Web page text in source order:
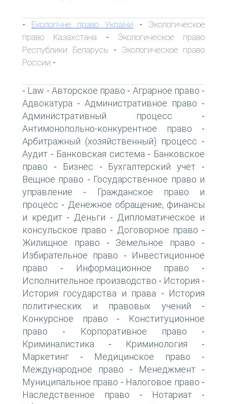
- Екологічне право України - Экологическое
право Казахстана - Экологическое право
Республики Беларусь - Экологическое право
России -
- Law - Авторское право - Аграрное право -
Адвокатура - Административное право -
Административный процесс -
Антимонопольно-конкурентное право -
Арбитражный (хозяйственный) процесс -
Аудит - Банковская система - Банковское
право - Бизнес - Бухгалтерский учет -
Вещное право - Государственное право и
управление -
Гражданское право и
процесс - Денежное обращение, финансы
и кредит- Деньги - Дипломатическое и
консульское право - Договорное право -
Жилищное право - Земельное право -
Избирательное право -
Инвестиционное
право - Информационное право -
Исполнительное производство - История -
История государства и права -
История
политических и правовых учений -
Конкурсное право -
Конституционное
право - Корпоративное право -
Криминалистика - Криминология -
Маркетинг - Медицинское право -
Международное право - Менеджмент -
Муниципальное право - Налоговое право -
Наследственное право - Нотариат -